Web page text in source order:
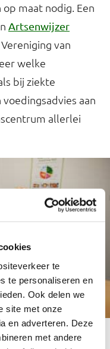
te
te personaliseren en
Ook delen we
site met onze
en adverteren. Deze
met andere
maat nodig. Een
Artsenwijzer
van
welke
bij ziekte
aan
allerlei